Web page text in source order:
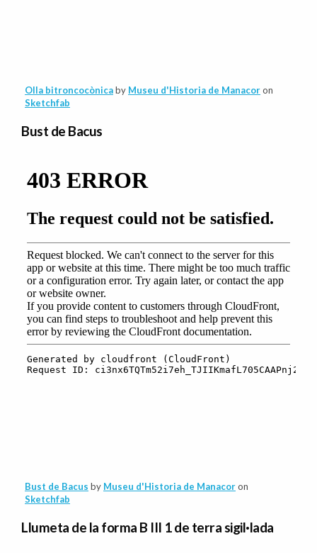
Olla bitroncocònicaby Museu d'Historia de Manacoron
Sketchfab
Bust de Bacus
Bust de Bacus by Museu d'Historia de Manacoron
Sketchfab
Llumeta de la forma B III 1 de terra sigil·lada